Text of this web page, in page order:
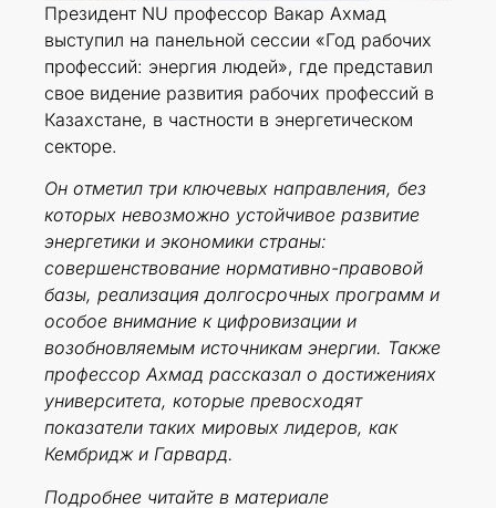
Президент NU профессор Вакар Ахмад
выступил на панельной сессии «Год рабочих
профессий: энергия людей», где представил
свое видение развития рабочих профессий в
Казахстане, в частности в энергетическом
секторе.
Он отметил три ключевых направления, без
которых невозможно устойчивое развитие
энергетики и экономики страны:
совершенствование нормативно-правовой
базы, реализация долгосрочных программ и
особое внимание к цифровизации и
возобновляемым источникам энергии. Также
профессор Ахмад рассказал о достижениях
университета, которые превосходят
показатели таких мировых лидеров, как
Кембридж и Гарвард.
Подробнее читайте в материале